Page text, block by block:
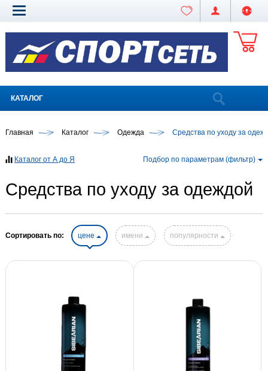
КАТАЛОГ
Главная Каталог Одежда Средства по уходу за
Каталог от А до Я Подбор по параметрам (фильтр)
Средства по уходу за одеждой
Сортировать по: цене имени популярности